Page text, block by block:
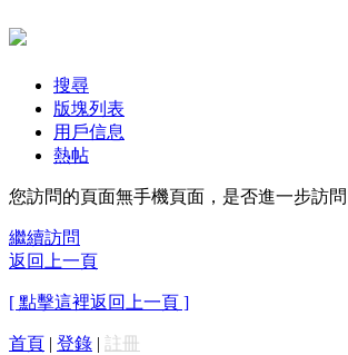
搜尋
版塊列表
用戶信息
熱帖
您訪問的頁面無手機頁面，是否進一步訪問
繼續訪問
返回上一頁
[ 點擊這裡返回上一頁 ]
首頁 | 登錄 | 註冊